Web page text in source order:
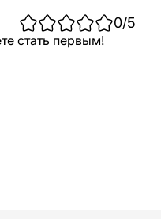
0/5
стать первым!